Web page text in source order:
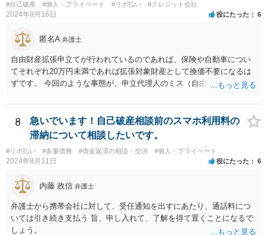
週間で開始決定がでて それから ２か月程度で認可となる流れで
#自己破産 #個人・プライベート #リボ払い #クレジット会社
2024年8月16日 役にたった 6
匿名A 弁護士
自由財産拡張申立てが行われているのであれば、保険や自動車につい
てそれぞれ20万円未満であれば拡張対象財産として換価不要になるは
ずです。 今回のような事態が、申立代理人のミス（自由財産拡張申立
知識がない）なのか、お書きの事情からはわかりませんので、依頼し
た弁護士を交えて裁判所の意見も聞いて対応した方がよいと思いま
8
急いでいます！自己破産相談前のスマホ利用料の
滞納について相談したいです。
#リボ払い #多重債務 #借金返済の相談・交渉 #個人・プライベート
2024年8月11日 役にたった 6
内藤 政信 弁護士
弁護士から携帯会社に対して、受任通知を出すにあたり、通話料につ
いては引き続き支払う 旨、申し入れて、了解を得て置くことになるで
しょう。